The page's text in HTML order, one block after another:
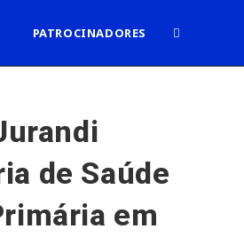
PATROCINADORES ALTERNAR
de Saúde
em